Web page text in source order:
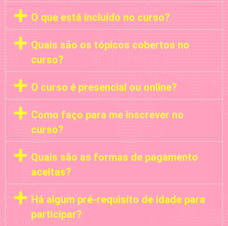
O que está incluído no curso?
Quais são os tópicos cobertos no
curso?
O curso é presencial ou online?
Como faço para me inscrever no
curso?
Quais são as formas de pagamento
aceitas?
Há algum pré-requisito de idade para
participar?